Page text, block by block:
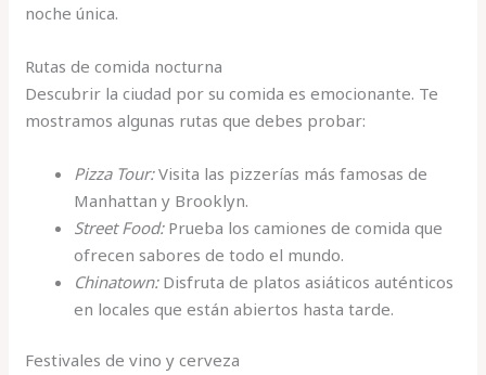
noche única.
Rutas de comida nocturna
Descubrir la ciudad por su comida es emocionante. Te
mostramos algunas rutas que debes probar:
Pizza Tour:Visita las pizzerías más famosas de
Manhattan y Brooklyn.
Street Food:Prueba los camiones de comida que
ofrecen sabores de todo el mundo.
Chinatown:Disfruta de platos asiáticos auténticos
en locales que están abiertos hasta tarde.
Festivales de vino y cerveza